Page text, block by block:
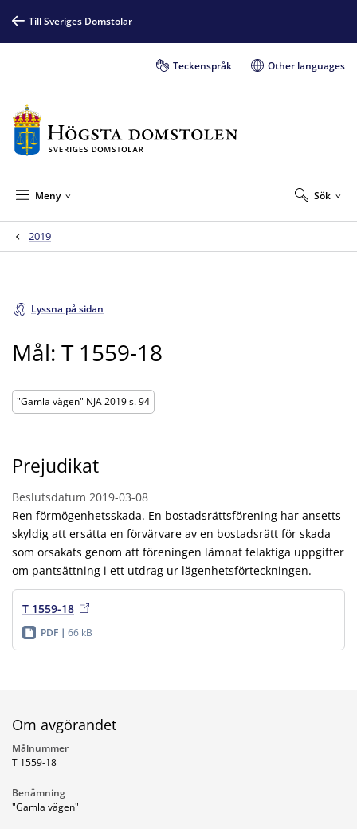
Till Sveriges Domstolar
Teckenspråk Other languages
Sök
Meny
2019
Lyssna på sidan
Mål: T 1559-18
"Gamla vägen" NJA 2019 s. 94
Prejudikat
Beslutsdatum 2019-03-08
Ren förmögenhetsskada. En bostadsrättsförening har ansetts
skyldig att ersätta en förvärvare av en bostadsrätt för skada
som orsakats genom att föreningen lämnat felaktiga uppgifter
om pantsättning i ett utdrag ur lägenhetsförteckningen.
T 1559-18
PDF 66 kB
Om avgörandet
Målnummer
T 1559-18
Benämning
"Gamla vägen"